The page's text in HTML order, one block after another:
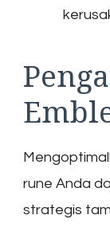
rune Anda
strategis